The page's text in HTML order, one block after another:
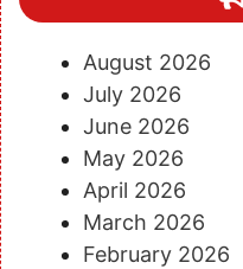
August 2026
July 2026
June 2026
May 2026
April 2026
March 2026
February 2026